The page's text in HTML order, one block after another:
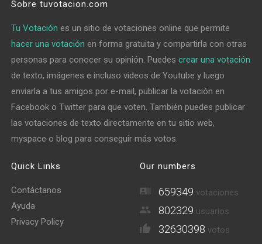
Sobre tuvotacion.com
Tu Votación es un sitio de votaciones online que permite
hacer una votación en forma gratuita y compartirla con otras
personas para conocer su opinión. Puedescrear una votación
de texto, imágenes e incluso videos de Youtube y luego
enviarla a tus amigos por e-mail, publicar la votación en
Facebook o Twitter para que voten. También puedes publicar
las votaciones de texto directamente en tu sitio web,
myspace o blog para conseguir más votos.
Quick Links
Contáctanos
Ayuda
Privacy Policy
Our numbers
659349 votaciones
802329 usuarios
32630398 votos